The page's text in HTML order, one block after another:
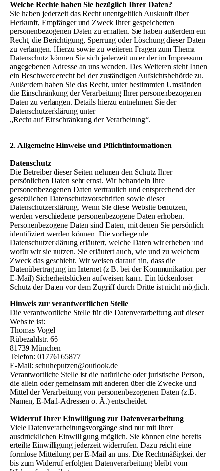
Welche Rechte haben Sie bezüglich Ihrer Daten?
Sie haben jederzeit das Recht unentgeltlich Auskunft über
Herkunft, Empfänger und Zweck Ihrer gespeicherten
personenbezogenen Daten zu erhalten. Sie haben außerdem ein
Recht, die Berichtigung, Sperrung oder Löschung dieser Daten
zu verlangen. Hierzu sowie zu weiteren Fragen zum Thema
Datenschutz können Sie sich jederzeit unter der im Impressum
angegebenen Adresse an uns wenden. Des Weiteren steht Ihnen
ein Beschwerderecht bei der zuständigen Aufsichtsbehörde zu.
Außerdem haben Sie das Recht, unter bestimmten Umständen
die Einschränkung der Verarbeitung Ihrer personenbezogenen
Daten zu verlangen. Details hierzu entnehmen Sie der
Datenschutzerklärung unter
„Recht auf Einschränkung der Verarbeitung“.
2. Allgemeine Hinweise und Pflichtinformationen
Datenschutz
Die Betreiber dieser Seiten nehmen den Schutz Ihrer
persönlichen Daten sehr ernst. Wir behandeln Ihre
personenbezogenen Daten vertraulich und entsprechend der
gesetzlichen Datenschutzvorschriften sowie dieser
Datenschutzerklärung. Wenn Sie diese Website benutzen,
werden verschiedene personenbezogene Daten erhoben.
Personenbezogene Daten sind Daten, mit denen Sie persönlich
identifiziert werden können. Die vorliegende
Datenschutzerklärung erläutert, welche Daten wir erheben und
wofür wir sie nutzen. Sie erläutert auch, wie und zu welchem
Zweck das geschieht. Wir weisen darauf hin, dass die
Datenübertragung im Internet (z.B. bei der Kommunikation per
E-Mail) Sicherheitslücken aufweisen kann. Ein lückenloser
Schutz der Daten vor dem Zugriff durch Dritte ist nicht möglich.
Hinweis zur verantwortlichen Stelle
Die verantwortliche Stelle für die Datenverarbeitung auf dieser
Website ist:
Thomas Vogel
Rübezahlstr. 66
81739 München
Telefon: 01776165877
E-Mail: schuheputzen@outlook.de
Verantwortliche Stelle ist die natürliche oder juristische Person,
die allein oder gemeinsam mit anderen über die Zwecke und
Mittel der Verarbeitung von personenbezogenen Daten (z.B.
Namen, E-Mail-Adressen o. Ä.) entscheidet.
Widerruf Ihrer Einwilligung zur Datenverarbeitung
Viele Datenverarbeitungsvorgänge sind nur mit Ihrer
ausdrücklichen Einwilligung möglich. Sie können eine bereits
erteilte Einwilligung jederzeit widerrufen. Dazu reicht eine
formlose Mitteilung per E-Mail an uns. Die Rechtmäßigkeit der
bis zum Widerruf erfolgten Datenverarbeitung bleibt vom